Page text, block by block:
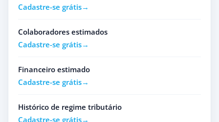
Cadastre-se grátis
Colaboradores estimados
Cadastre-se grátis
Financeiro estimado
Cadastre-se grátis
Histórico de regime tributário
Cadastre-se grátis